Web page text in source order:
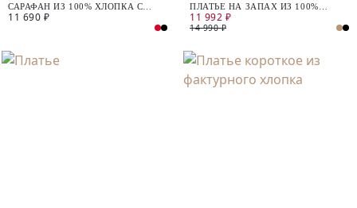
САРАФАН ИЗ 100% ХЛОПКА С
ПОЯСОМ
11 690 ₽
ПЛАТЬЕ НА ЗАПАХ ИЗ 100%
ХЛОПКА
11 992 ₽
14 990 ₽